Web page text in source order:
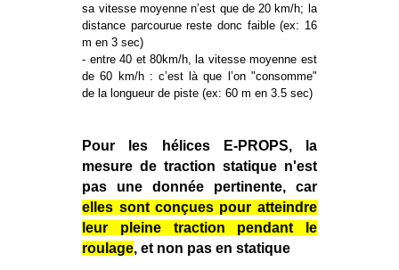
sa vitesse moyenne n’est que de 20 km/h; la
distance parcourue reste donc faible (ex: 16
m en 3 sec)
- entre 40 et 80km/h, la vitesse moyenne est
de 60 km/h : c’est là que l’on "consomme"
de la longueur de piste (ex: 60 m en 3.5 sec)
Pour les hélices E-PROPS, la
mesure de traction statique n'est
pas une donnée pertinente, car
elles sont conçues pour atteindre
leur pleine traction pendant le
roulage, et non pas en statique